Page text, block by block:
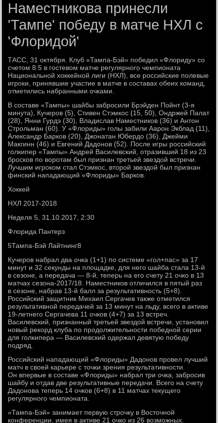
Наместникова принесли
'Тампе' победу в матче НХЛ с
'Флоридой'
ТАСС, 31 октября. Клуб «Тампа-Бэй» победил «Флориду» со
счетом 8:5 в гостевом матче регулярного чемпионата
Национальной хоккейной лиги (НХЛ), все российские полевые
игроки, принявшие участие в матче в составах обеих команд,
отметились набранными очками.
В составе «Тампы» шайбы забросили Брэйден Пойнт (3-я
минута), Кучеров (5), Стивен Стэмкос (15, 50), Ондржей Палат
(28), Янни Гурдэ (30), Владислав Наместников (36) и Антон
Строльман (60). У «Флориды» голы забили Аарон Экблад (11),
Александр Барков (20), Джонатан Юбердо (36), Джейми
Макгинн (46) и Евгений Дадонов (52). После игры российский
голкипер «Тампы» Андрей Василевский, отразивший 18 из 23
бросков по воротам был признан третьей звездой встречи.
Лучшим игроком стал Стэмкос, второй звездой был признан
финский нападающий «Флориды» Барков.
Хоккей
НХЛ 2017-2018
Неделя 5, 31.10.2017, 2:30
Флорида Пантерз
5Тампа-Бэй Лайтнинг8
Кучеров набрал два очка (1+1) по системе «гол+пас» за 17
минут и 32 секунды на площадке, для него шайба стала 13-й
в сезоне, а передача — 8-й, теперь на его счету 21 очко в 13
матчах сезона-2017/18. Наместников отличился в пятый раз
в сезоне, набрав 13-й балл за результативность (5+8).
Российский защитник Михаил Сергачев также отметился
результативной передачей за 13 минут на льду, всего в активе
19-летнего Сергачева 11 очков (4+7) за 13 встреч.
Василевский, признанный третьей звездой встречи, установил
новый рекорд клуба по продолжительности победной серии
для голкипера — Василевский одержал девятую победу
подряд.
Российский нападающий «Флориды» Дадонов провел лучший
матч в своей карьере с точки зрения результативности.
Он впервые в составе «Флориды» набрал три очка, забросив
шайбу и отдав две результативные передачи. Всего на счету
Дадонова теперь 14 очков (6+8) в 11 матчах текущего
регулярного чемпионата.
«Тампа-Бэй» занимает первую строчку в Восточной
конференции, имея в активе 21 очко из 26 возможных.